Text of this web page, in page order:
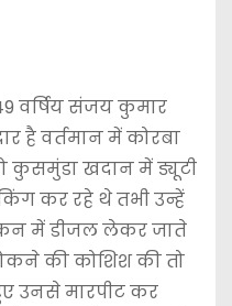
वर्षिय संजय कुमार
है वर्तमान में कोरबा
कुसमुंडा खदान में ड्यूटी
कर रहे थे तभी उन्हें
में डीजल लेकर जाते
की कोशिश की तो
उनसे मारपीट कर